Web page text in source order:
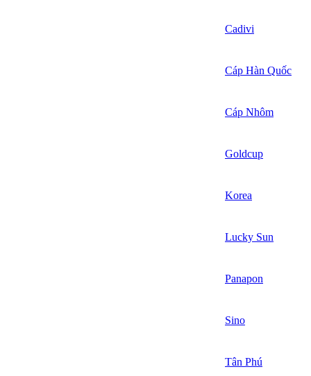
Cadivi
Cáp Hàn Quốc
Cáp Nhôm
Goldcup
Korea
Lucky Sun
Panapon
Sino
Tân Phú